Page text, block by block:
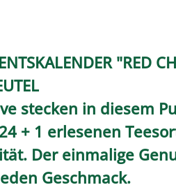
"RED
stecken in diesem
+ 1 erlesenen
Der einmalige
Geschmack.